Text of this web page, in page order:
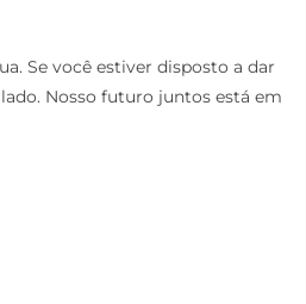
Se você estiver disposto a dar
Nosso futuro juntos está em